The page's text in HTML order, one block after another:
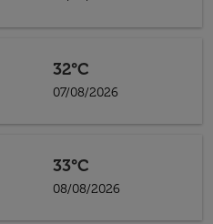
32°C
07/08/2026
33°C
08/08/2026